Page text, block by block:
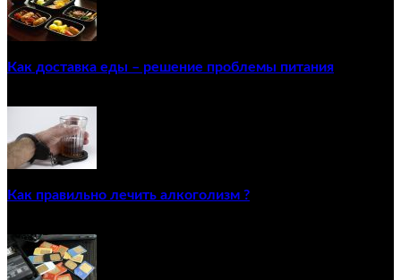
Как доставка еды – решение проблемы питания
Как правильно лечить алкоголизм ?